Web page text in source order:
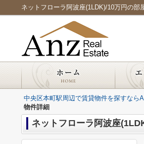
ネットフローラ阿波座(1LDK)/10万円の
中央区本町駅周辺で賃貸物件を探すなら
物件詳細
ネットフローラ阿波座